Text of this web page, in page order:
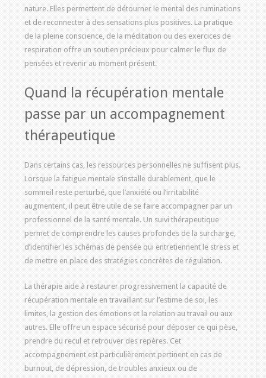
nature. Elles permettent de détourner le mental des ruminations
et de reconnecter à des sensations plus positives. La pratique
de la pleine conscience, de la méditation ou des exercices de
respiration offre un soutien précieux pour calmer le flux de
pensées et revenir au moment présent.
Quand la récupération mentale
passe par un accompagnement
thérapeutique
Dans certains cas, les ressources personnelles ne suffisent plus.
Lorsque la fatigue mentale s’installe durablement, que le
sommeil reste perturbé, que l’anxiété ou l’irritabilité
augmentent, il peut être utile de se faire accompagner par un
professionnel de la santé mentale. Un suivi thérapeutique
permet de comprendre les causes profondes de la surcharge,
d’identifier les schémas de pensée qui entretiennent le stress et
de mettre en place des stratégies concrètes de régulation.
La thérapie aide à restaurer progressivement la capacité de
récupération mentale en travaillant sur l’estime de soi, les
limites, la gestion des émotions et la relation au travail ou aux
autres. Elle offre un espace sécurisé pour déposer ce qui pèse,
prendre du recul et retrouver des repères. Cet
accompagnement est particulièrement pertinent en cas de
burnout, de dépression, de troubles anxieux ou de